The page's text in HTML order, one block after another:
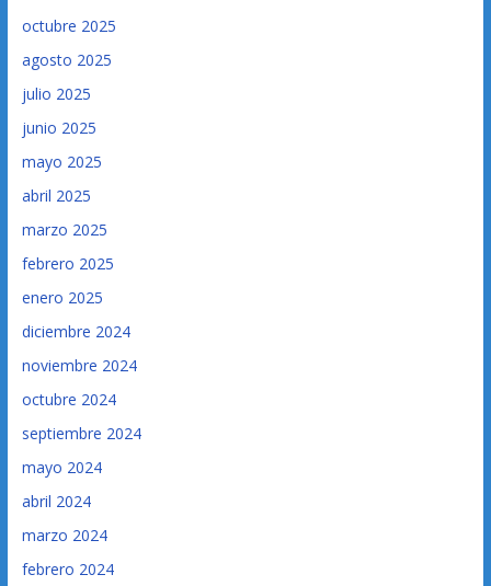
octubre 2025
agosto 2025
julio 2025
junio 2025
mayo 2025
abril 2025
marzo 2025
febrero 2025
enero 2025
diciembre 2024
noviembre 2024
octubre 2024
septiembre 2024
mayo 2024
abril 2024
marzo 2024
febrero 2024